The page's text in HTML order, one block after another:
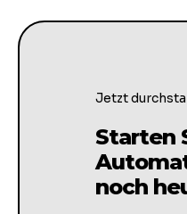
Jetzt
Starten
noch